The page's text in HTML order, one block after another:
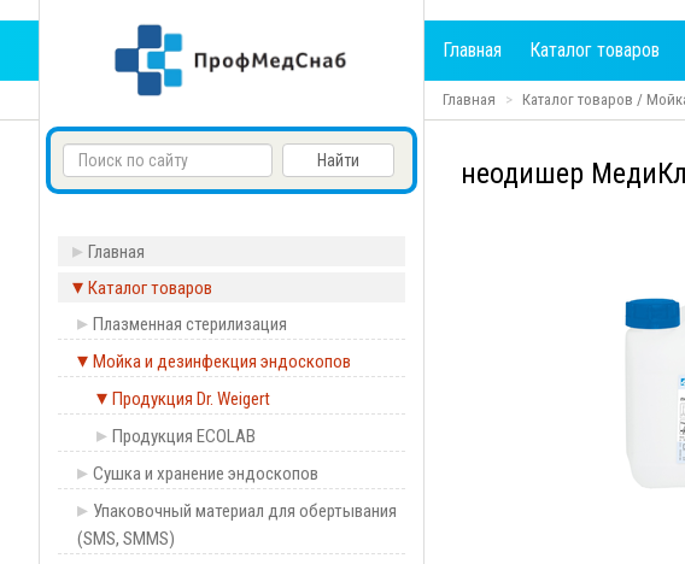
Главная Каталог товаров
Главная Каталог товаров /
Главная
Каталог товаров
Плазменная стерилизация
Мойка и дезинфекция эндоскопов
Продукция Dr. Weigert
Продукция ECOLAB
Сушка и хранение эндоскопов
Упаковочный материал для обертывания
(SMS, SMMS)
неодишер